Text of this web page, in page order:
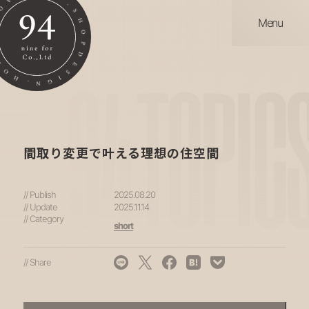
Menu
94
間取り変更で叶える理想の住空間
// Publish
2025.08.20
// Update
2025.11.14
// Category
short
// Share